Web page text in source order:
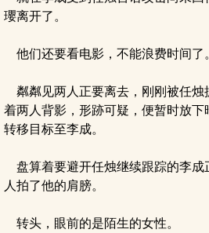
瓔离开了。
他们还要看电影，不能浪费时间了
粼粼见两人正要离去，刚刚被任烛
着两人背影，形跡可疑，便暂时放下
转移目标至李成。
盘算着要避开任烛继续跟踪的李成
人拍了他的肩膀。
转头，眼前的是陌生的女性。